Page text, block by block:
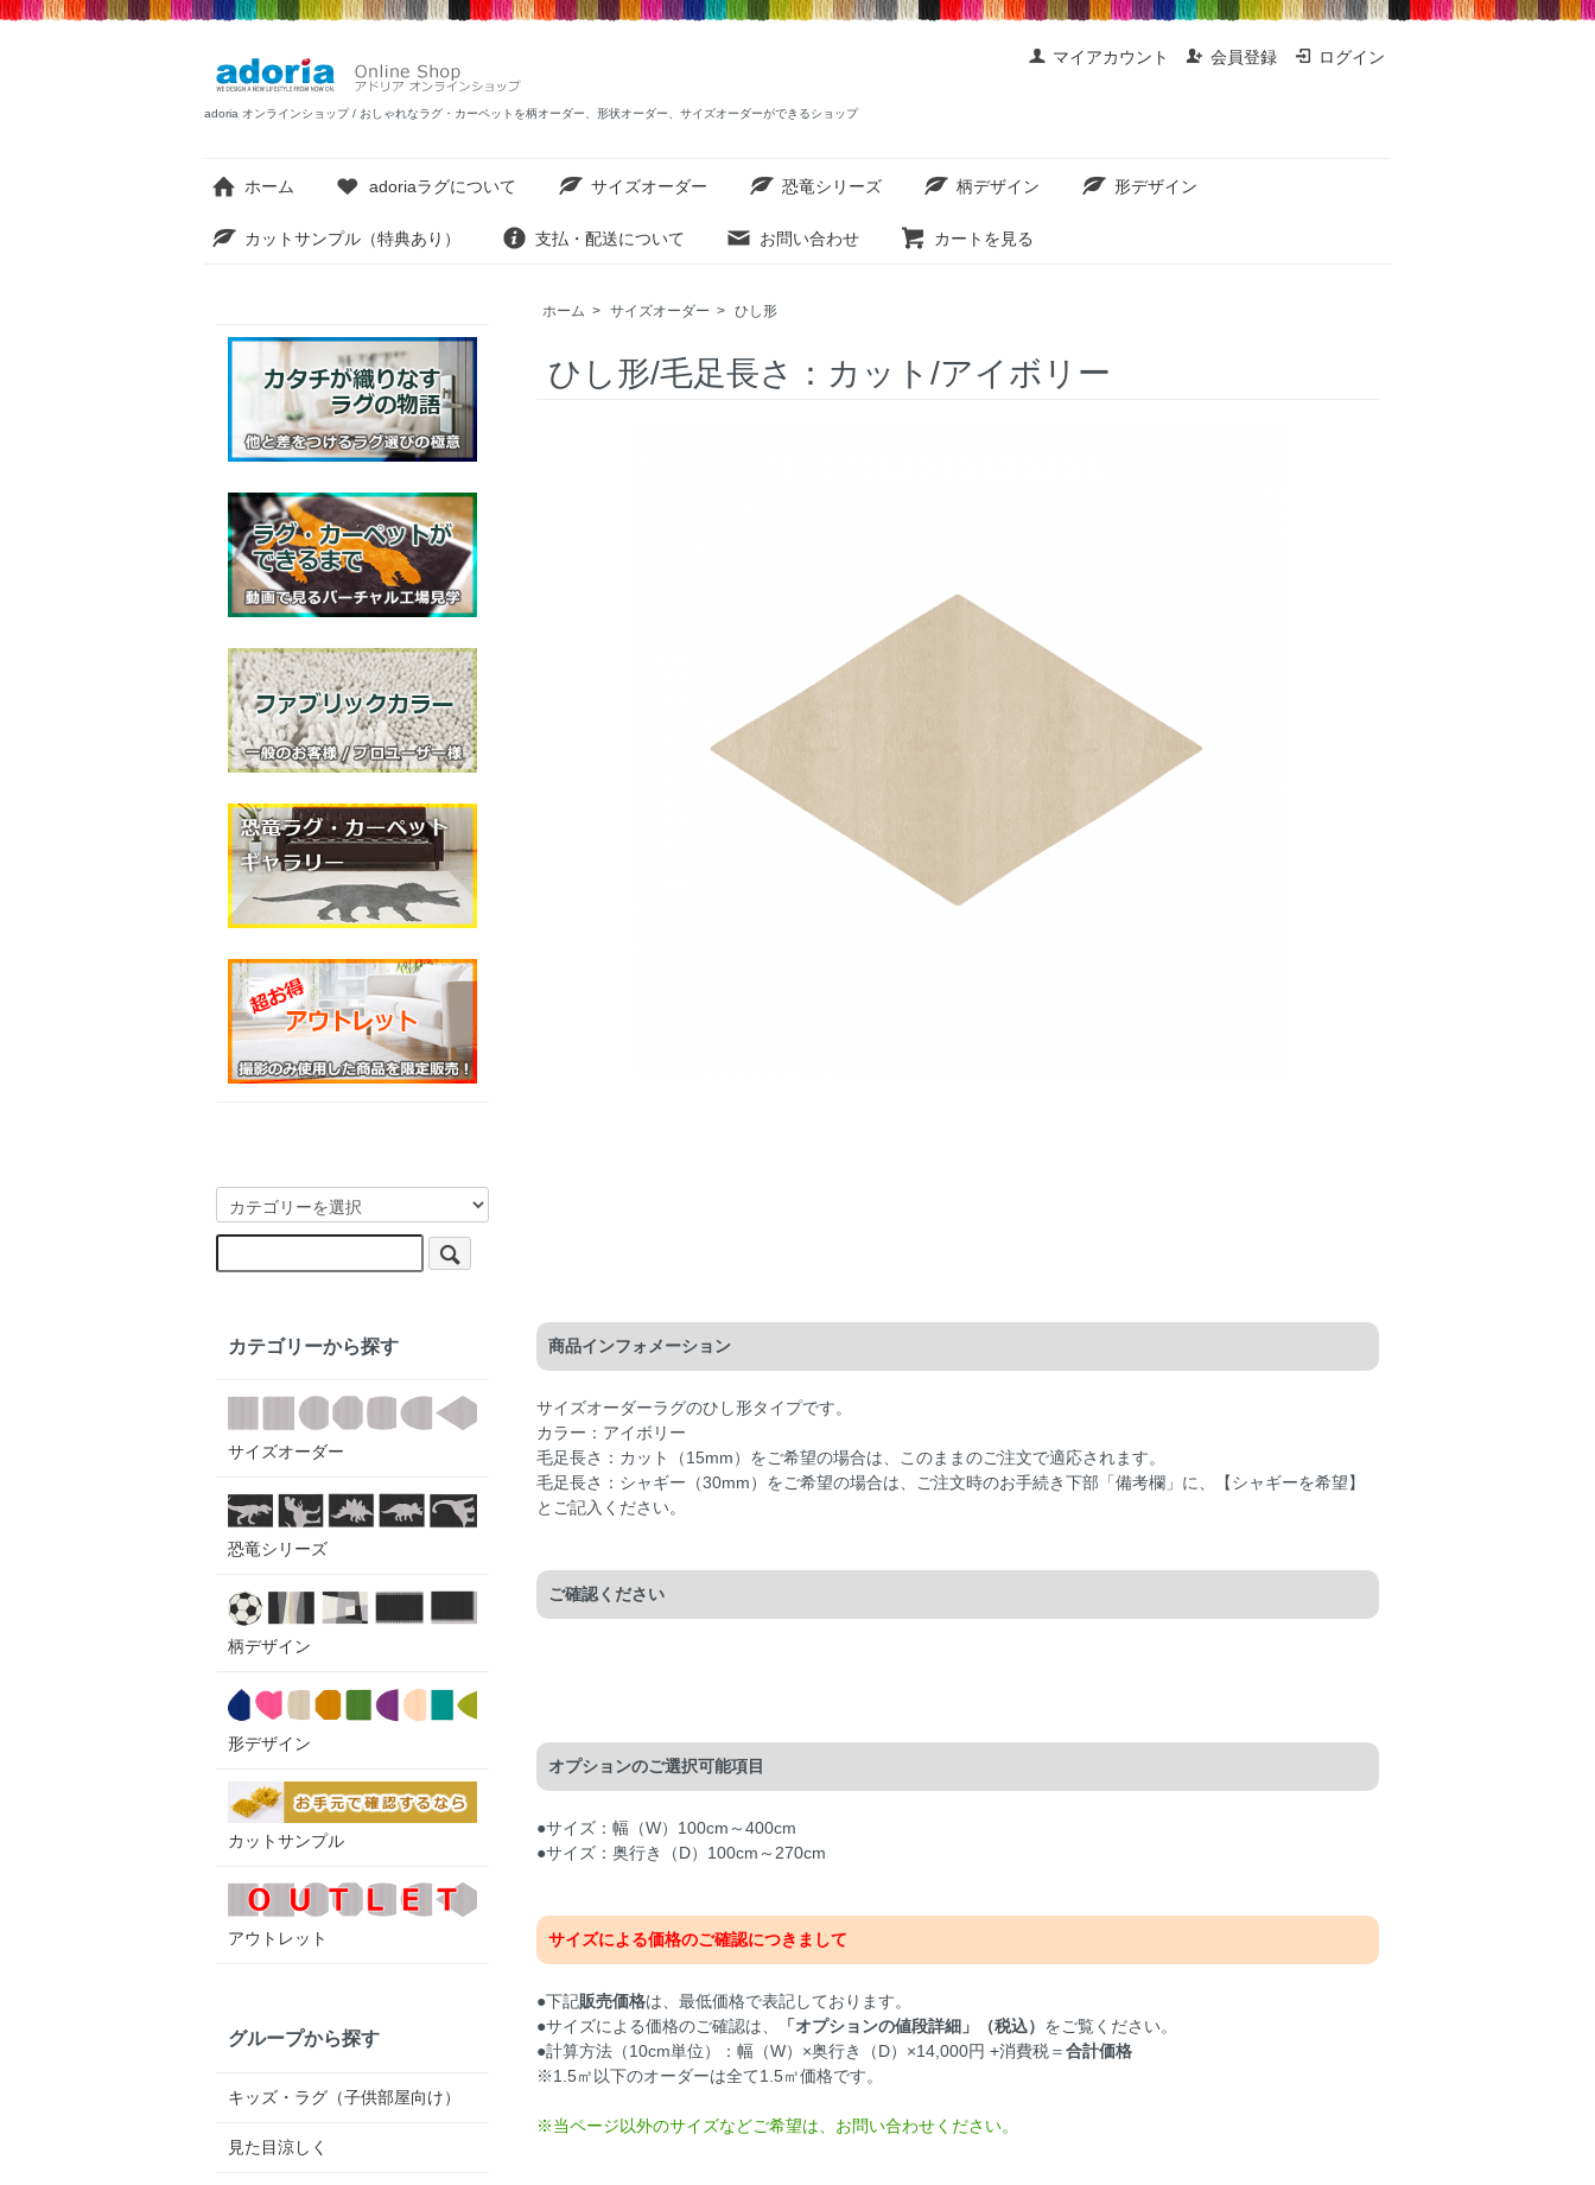
マイアカウント 会員登録 ログイン
adoria オンラインショップ / おしゃれなラグ・カーペットを柄オーダー、形状オーダー、サイズオーダーができるショップ
ホーム adoriaラグについて サイズオーダー 恐竜シリーズ 柄デザイン 形デザイン
カットサンプル（特典あり） 支払・配送について お問い合わせ カートを見る
ホーム > サイズオーダー > ひし形
ひし形/毛足長さ：カット/アイボリー
商品インフォメーション
サイズオーダーラグのひし形タイプです。
カラー：アイボリー
毛足長さ：カット（15mm）をご希望の場合は、このままのご注文で適応されます。
毛足長さ：シャギー（30mm）をご希望の場合は、ご注文時のお手続き下部「備考欄」に、【シャギーを希望】
とご記入ください。
ご確認ください
オプションのご選択可能項目
●サイズ：幅（W）100cm～400cm
●サイズ：奥行き（D）100cm～270cm
サイズによる価格のご確認につきまして
●下記販売価格は、最低価格で表記しております。
●サイズによる価格のご確認は、
「オプションの値段詳細」（税込） をご覧ください。
●計算方法（10cm単位）：幅（W）×奥行き（D）×14,000円 +消費税＝合計価格
※1.5㎡以下のオーダーは全て1.5㎡価格です。
※当ページ以外のサイズなどご希望は、お問い合わせください。
カテゴリーから探す
サイズオーダー
恐竜シリーズ
柄デザイン
形デザイン
カットサンプル
アウトレット
グループから探す
キッズ・ラグ（子供部屋向け）
見た目涼しく